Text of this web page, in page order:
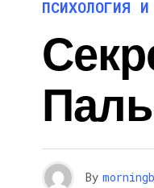
ПСИХОЛОГИЯ
By